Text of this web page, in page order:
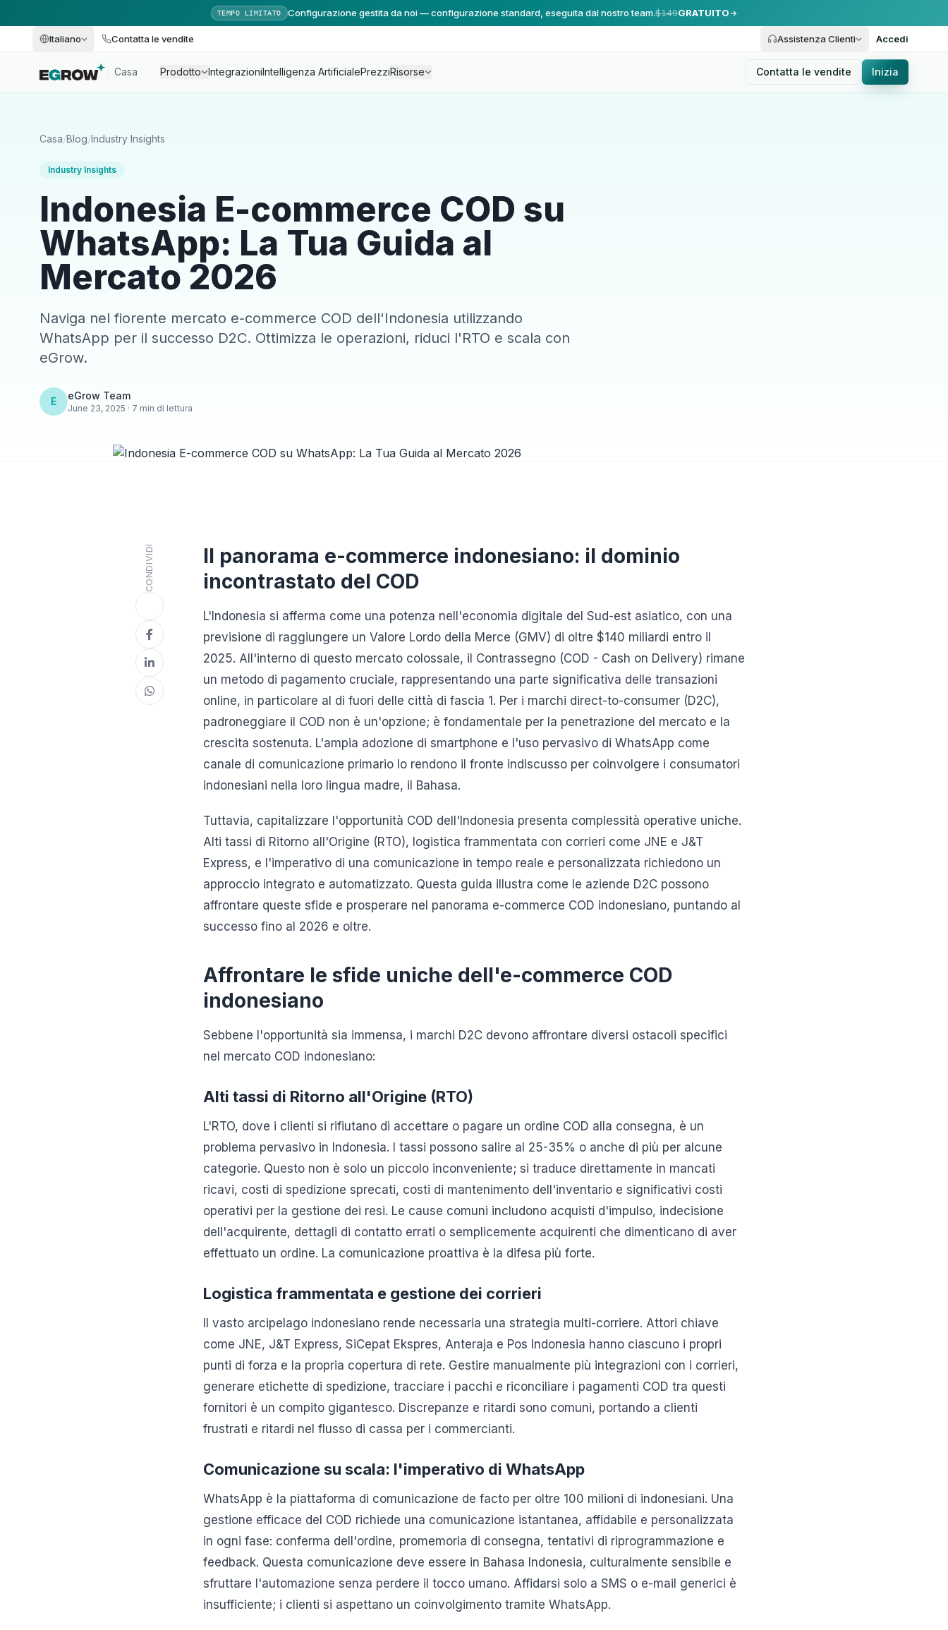
TEMPO LIMITATO Configurazione gestita da noi — configurazione standard, eseguita dal nostro team.$149GRATUITO
Italiano Contatta le vendite Assistenza Clienti Accedi
Casa Prodotto IntegrazioniIntelligenza ArtificialePrezziRisorse Contatta le vendite Inizia
Casa/Blog/Industry Insights
Industry Insights
Indonesia E-commerce COD su
WhatsApp: La Tua Guida al
Mercato 2026
Naviga nel fiorente mercato e-commerce COD dell'Indonesia utilizzando
WhatsApp per il successo D2C. Ottimizza le operazioni, riduci l'RTO e scala con
eGrow.
E eGrow Team
June 23, 2025 · 7 min di lettura
CONDIVIDI
Il panorama e-commerce indonesiano: il dominio
incontrastato del COD
L'Indonesia si afferma come una potenza nell'economia digitale del Sud-est asiatico, con una
previsione di raggiungere un Valore Lordo della Merce (GMV) di oltre $140 miliardi entro il
2025. All'interno di questo mercato colossale, il Contrassegno (COD - Cash on Delivery) rimane
un metodo di pagamento cruciale, rappresentando una parte significativa delle transazioni
online, in particolare al di fuori delle città di fascia 1. Per i marchi direct-to-consumer (D2C),
padroneggiare il COD non è un'opzione; è fondamentale per la penetrazione del mercato e la
crescita sostenuta. L'ampia adozione di smartphone e l'uso pervasivo di WhatsApp come
canale di comunicazione primario lo rendono il fronte indiscusso per coinvolgere i consumatori
indonesiani nella loro lingua madre, il Bahasa.
Tuttavia, capitalizzare l'opportunità COD dell'Indonesia presenta complessità operative uniche.
Alti tassi di Ritorno all'Origine (RTO), logistica frammentata con corrieri come JNE e J&T
Express, e l'imperativo di una comunicazione in tempo reale e personalizzata richiedono un
approccio integrato e automatizzato. Questa guida illustra come le aziende D2C possono
affrontare queste sfide e prosperare nel panorama e-commerce COD indonesiano, puntando al
successo fino al 2026 e oltre.
Affrontare le sfide uniche dell'e-commerce COD
indonesiano
Sebbene l'opportunità sia immensa, i marchi D2C devono affrontare diversi ostacoli specifici
nel mercato COD indonesiano:
Alti tassi di Ritorno all'Origine (RTO)
L'RTO, dove i clienti si rifiutano di accettare o pagare un ordine COD alla consegna, è un
problema pervasivo in Indonesia. I tassi possono salire al 25-35% o anche di più per alcune
categorie. Questo non è solo un piccolo inconveniente; si traduce direttamente in mancati
ricavi, costi di spedizione sprecati, costi di mantenimento dell'inventario e significativi costi
operativi per la gestione dei resi. Le cause comuni includono acquisti d'impulso, indecisione
dell'acquirente, dettagli di contatto errati o semplicemente acquirenti che dimenticano di aver
effettuato un ordine. La comunicazione proattiva è la difesa più forte.
Logistica frammentata e gestione dei corrieri
Il vasto arcipelago indonesiano rende necessaria una strategia multi-corriere. Attori chiave
come JNE, J&T Express, SiCepat Ekspres, Anteraja e Pos Indonesia hanno ciascuno i propri
punti di forza e la propria copertura di rete. Gestire manualmente più integrazioni con i corrieri,
generare etichette di spedizione, tracciare i pacchi e riconciliare i pagamenti COD tra questi
fornitori è un compito gigantesco. Discrepanze e ritardi sono comuni, portando a clienti
frustrati e ritardi nel flusso di cassa per i commercianti.
Comunicazione su scala: l'imperativo di WhatsApp
WhatsApp è la piattaforma di comunicazione de facto per oltre 100 milioni di indonesiani. Una
gestione efficace del COD richiede una comunicazione istantanea, affidabile e personalizzata
in ogni fase: conferma dell'ordine, promemoria di consegna, tentativi di riprogrammazione e
feedback. Questa comunicazione deve essere in Bahasa Indonesia, culturalmente sensibile e
sfruttare l'automazione senza perdere il tocco umano. Affidarsi solo a SMS o e-mail generici è
insufficiente; i clienti si aspettano un coinvolgimento tramite WhatsApp.